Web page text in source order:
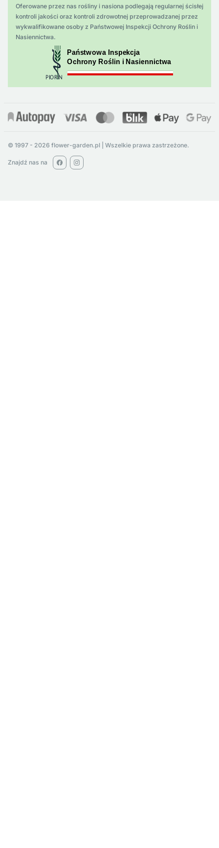
Oferowane przez nas rośliny i nasiona podlegają regularnej ścisłej
kontroli jakości oraz kontroli zdrowotnej przeprowadzanej przez
wykwalifikowane osoby z Państwowej Inspekcji Ochrony Roślin i
Nasiennictwa.
© 1997 - 2026 flower-garden.pl | Wszelkie prawa zastrzeżone.
Znajdź nas na